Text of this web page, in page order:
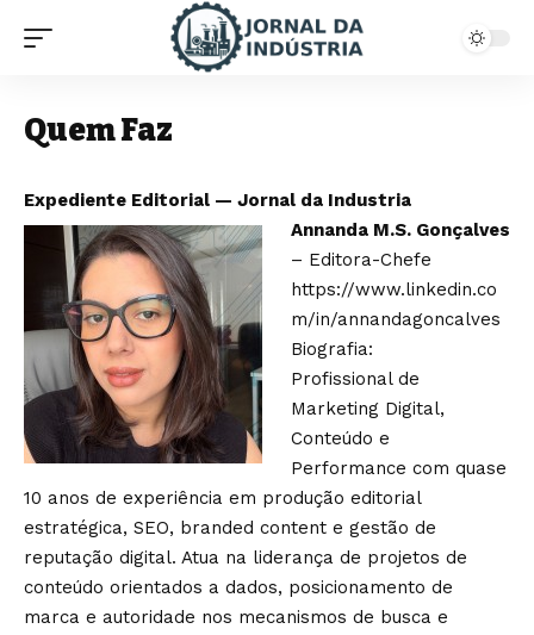
Quem Faz
Expediente Editorial — Jornal da Industria
Annanda M.S. Gonçalves
– Editora-Chefe
https://www.linkedin.co
m/in/annandagoncalves
Biografia:
Profissional de
Marketing Digital,
Conteúdo e
Performance com quase
10 anos de experiência em produção editorial
estratégica, SEO, branded content e gestão de
reputação digital. Atua na liderança de projetos de
conteúdo orientados a dados, posicionamento de
marca e autoridade nos mecanismos de busca e